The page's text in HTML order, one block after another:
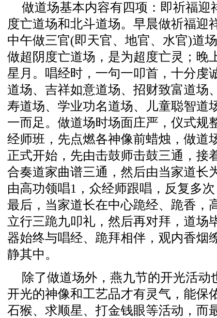
做道场基本内容有四项：即祈福迎
度亡道场和北斗道场。早晨做祈福迎
中午做三官(即天官、地官、水官)道
做超阴度亡道场，是为超度亡灵；晚
星月。唱经时，一句一叩首，十分虔
道场、吉祥如意道场、招财致富道场
寿道场、学业功名道场、儿童聪智道
一而足。做道场时场面庄严，仪式规
经师班，先点燃各神像前蜡烛，做道
正式开始，先由击鼓师击鼓三通，接
合奏道家曲谱三通，然后由当家道长
由高功领唱1，众经师跟唱，反复多
最后，当家道长在中心跪经、跪香，
立行三跪九叩礼，然后再对拜，道场
器始终与唱经、跪拜相伴，观内香烟
静其中。
除了做道场外，燕九节的开光活
开光的神像和工艺品才有灵气，能保
石猴、求顺星、打金钱眼等活动，而